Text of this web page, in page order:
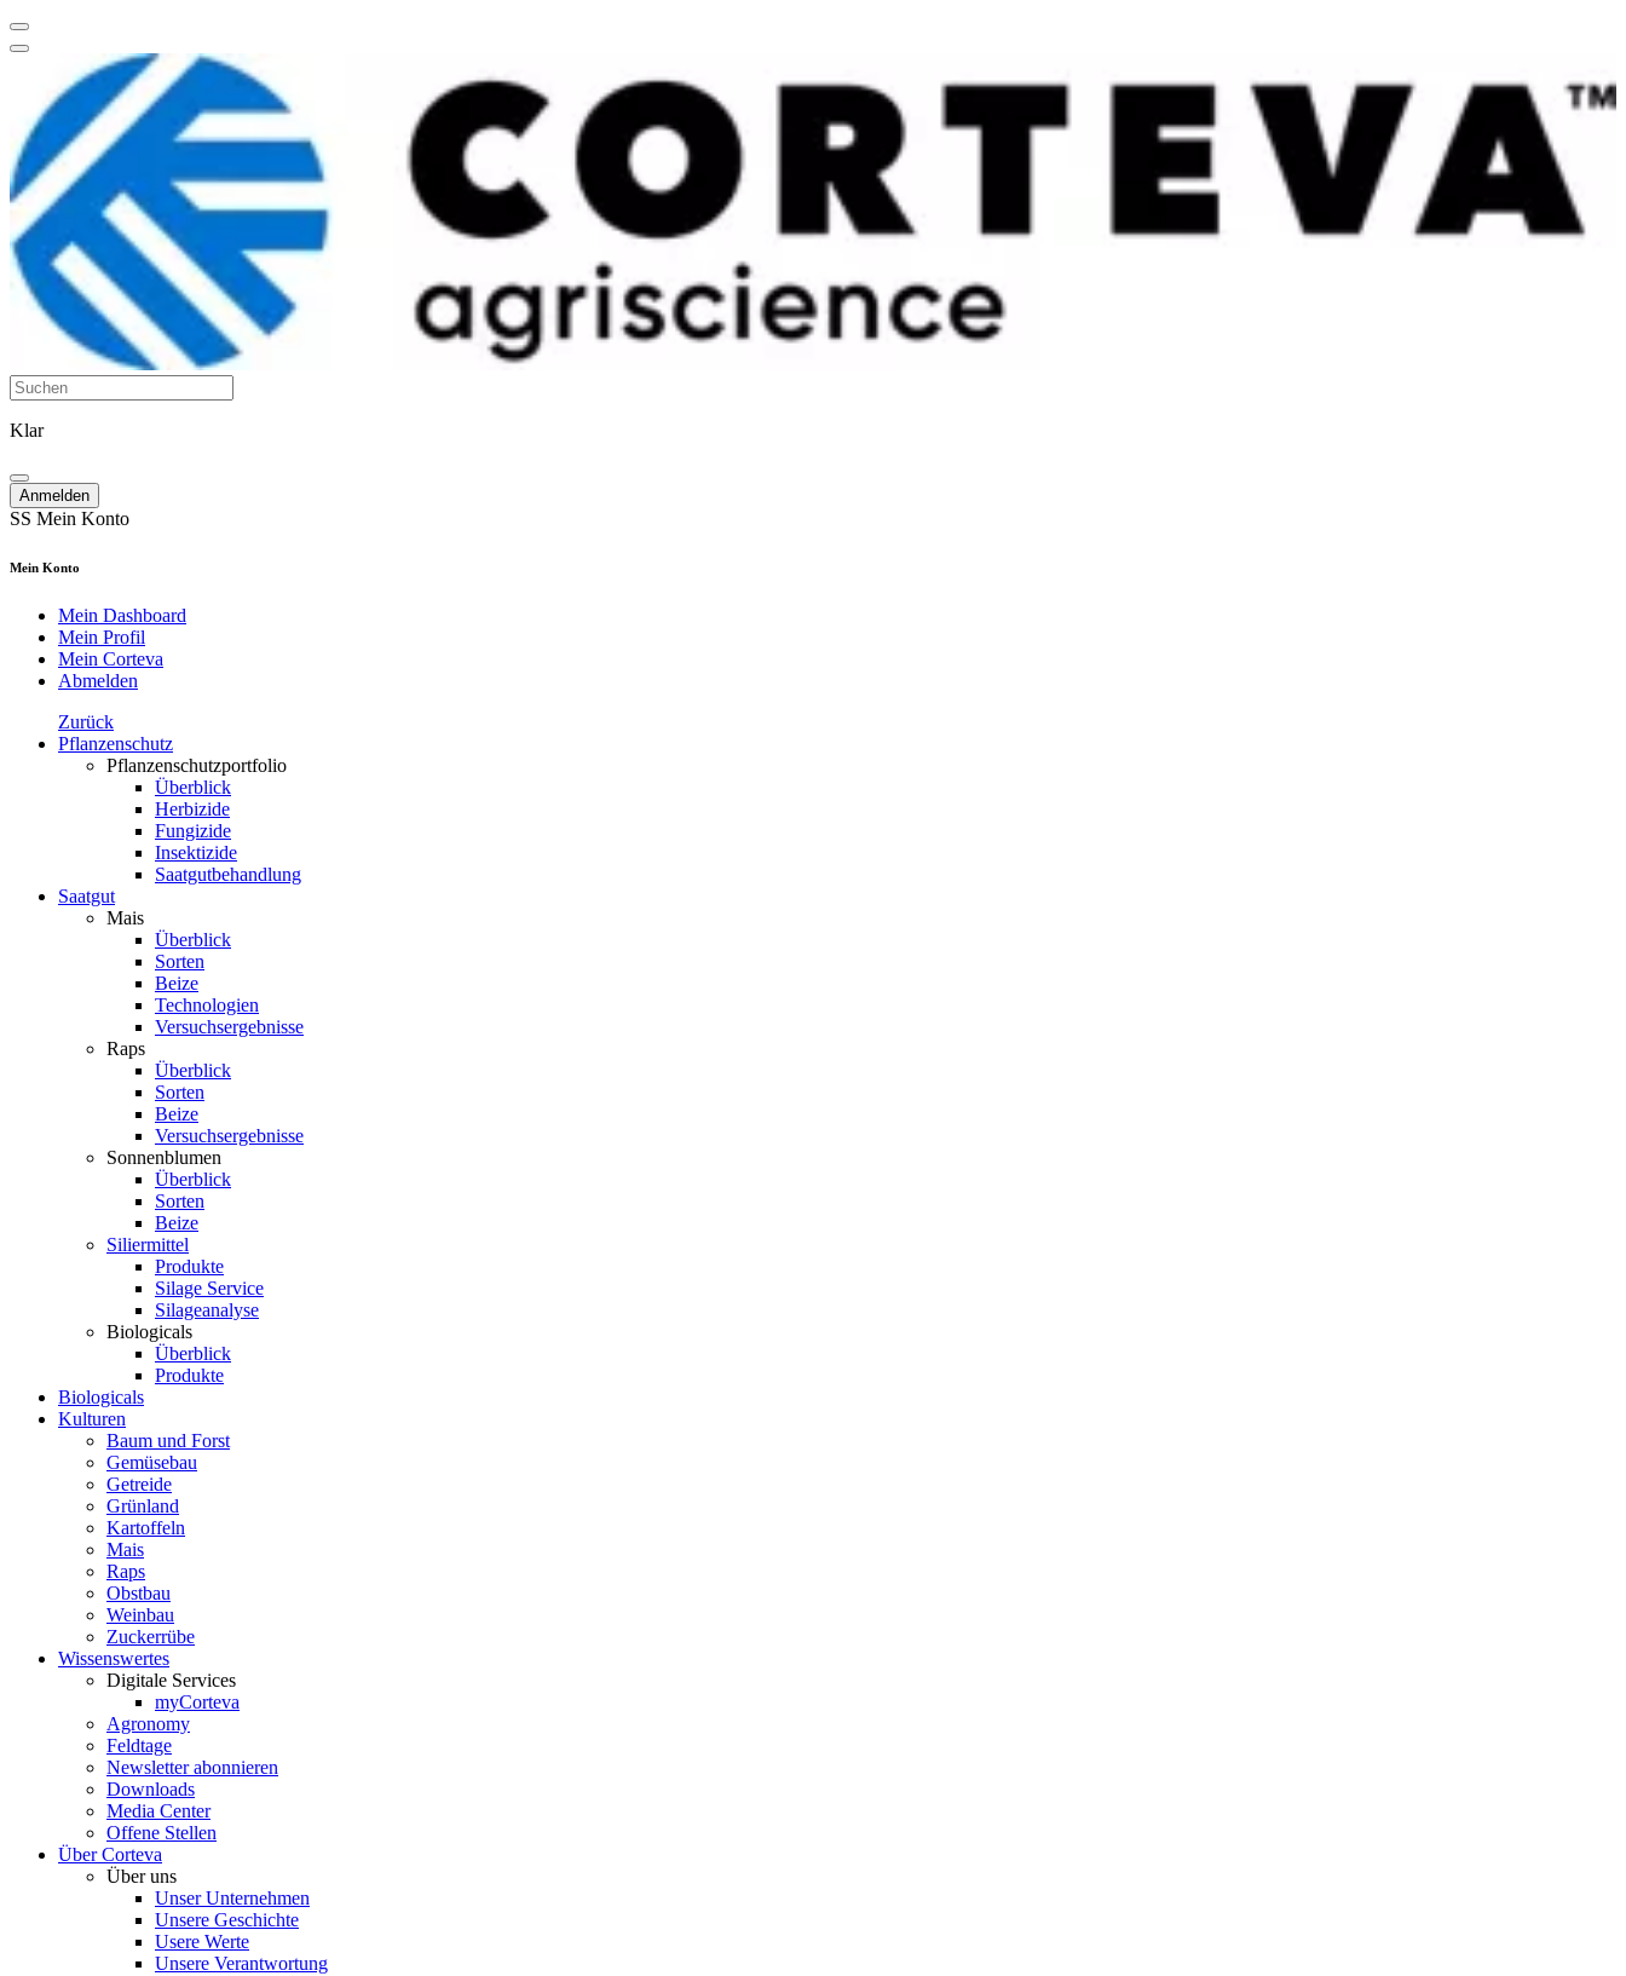
Klar
Anmelden
SS Mein Konto
Mein Konto
Mein Dashboard
Mein Profil
Mein Corteva
Abmelden
Zurück
Pflanzenschutz
Pflanzenschutzportfolio
Überblick
Herbizide
Fungizide
Insektizide
Saatgutbehandlung
Saatgut
Mais
Überblick
Sorten
Beize
Technologien
Versuchsergebnisse
Raps
Überblick
Sorten
Beize
Versuchsergebnisse
Sonnenblumen
Überblick
Sorten
Beize
Siliermittel
Produkte
Silage Service
Silageanalyse
Biologicals
Überblick
Produkte
Biologicals
Kulturen
Baum und Forst
Gemüsebau
Getreide
Grünland
Kartoffeln
Mais
Raps
Obstbau
Weinbau
Zuckerrübe
Wissenswertes
Digitale Services
myCorteva
Agronomy
Feldtage
Newsletter abonnieren
Downloads
Media Center
Offene Stellen
Über Corteva
Über uns
Unser Unternehmen
Unsere Geschichte
Usere Werte
Unsere Verantwortung